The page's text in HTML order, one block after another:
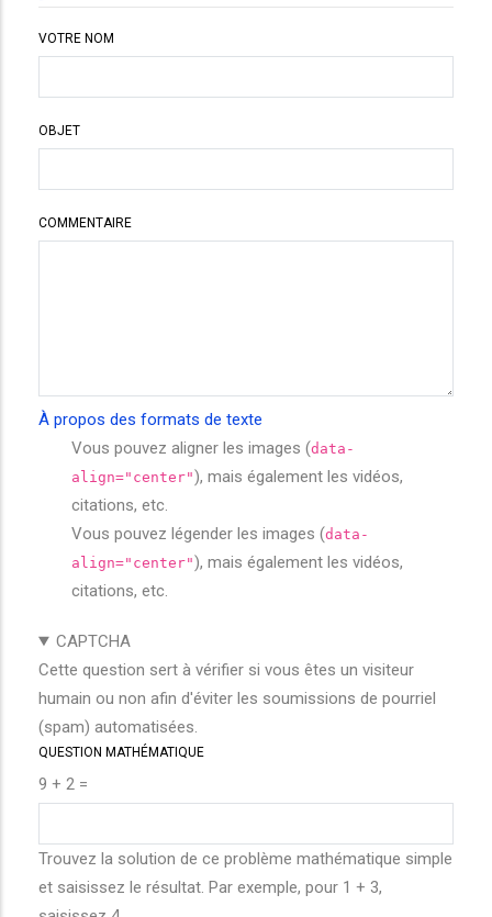
VOTRE NOM
OBJET
COMMENTAIRE
À propos des formats de texte
Vous pouvez aligner les images (data-
align="center"), mais également les vidéos,
citations, etc.
Vous pouvez légender les images (data-
align="center"), mais également les vidéos,
citations, etc.
CAPTCHA
Cette question sert à vérifier si vous êtes un visiteur
humain ou non afin d'éviter les soumissions de pourriel
(spam) automatisées.
QUESTION MATHÉMATIQUE
9 + 2 =
Trouvez la solution de ce problème mathématique simple
et saisissez le résultat. Par exemple, pour 1 + 3,